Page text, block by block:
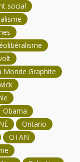
social
Monde Graphite
Obama
Ontario
OTAN